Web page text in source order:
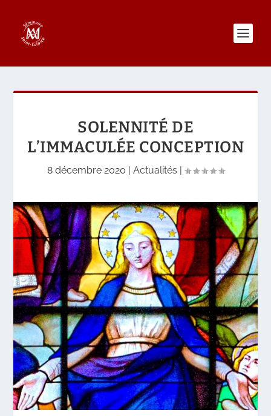
SOLENNITÉ DE
L’IMMACULÉE CONCEPTION
8 décembre 2020 | Actualités |